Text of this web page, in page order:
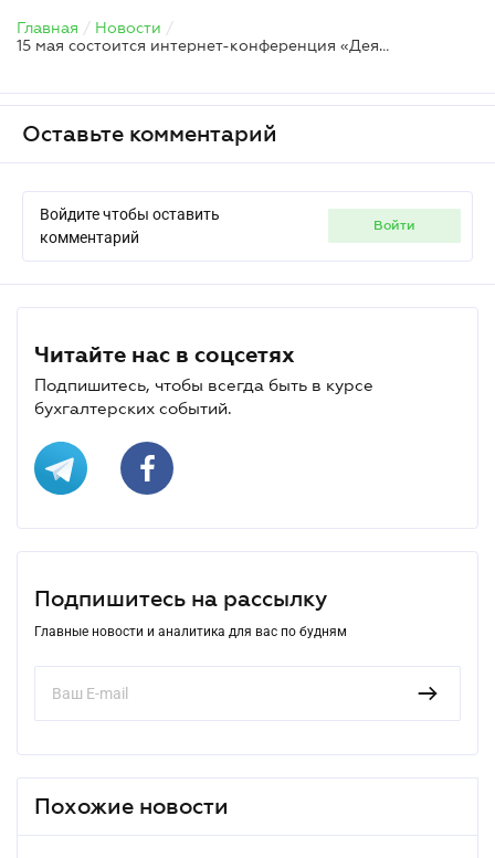
Главная / Новости /
15 мая состоится интернет-конференция «Деятельность предпринимателей в кризисных условиях»
Оставьте комментарий
Войдите чтобы оставить
комментарий
войти
Читайте нас в соцсетях
Подпишитесь, чтобы всегда быть в курсе
бухгалтерских событий.
Подпишитесь на рассылку
Главные новости и аналитика для вас по будням
Похожие новости